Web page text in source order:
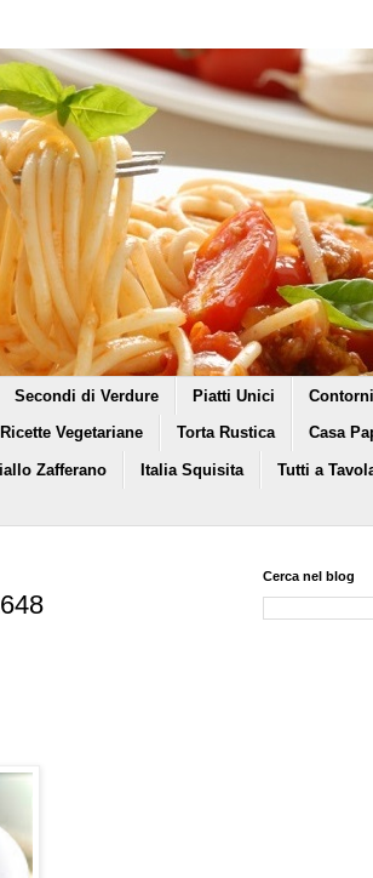
Secondi di Verdure Piatti Unici Contorni
Ricette Vegetariane Torta Rustica Casa
Zafferano Italia Squisita Tutti a
Cerca nel blog